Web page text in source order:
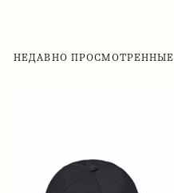
НЕДАВНО ПРОСМОТРЕННЫЕ